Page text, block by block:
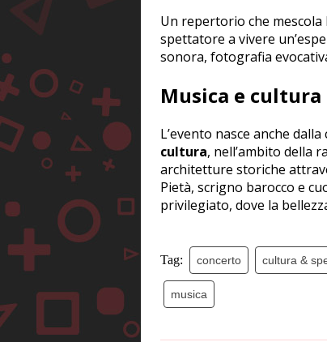
Un repertorio che
spettatore a vivere
sonora, fotografia
Musica e
L’evento nasce anche
cultura, nell’ambito della
architetture storiche
Pietà, scrigno barocco e
privilegiato, dove la
Tag: concerto cultura &
musica